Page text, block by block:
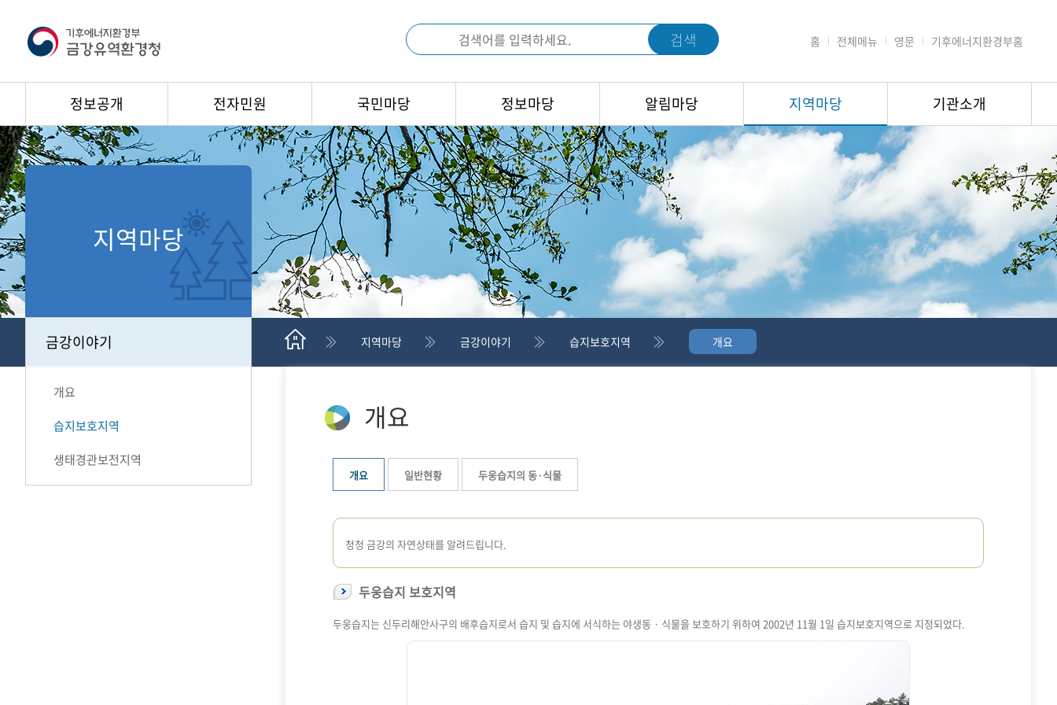
검색 홈 전체메뉴 영문 기후에너지환경부홈
정보공개 전자민원 국민마당 정보마당 알림마당 지역마당 기관소개
지역마당 금강이야기 습지보호지역 개요
지역마당
금강이야기
개요
습지보호지역
생태경관보전지역
개요
개요 일반현황 두웅습지의 동·식물
청청 금강의 자연상태를 알려드립니다.
두웅습지 보호지역
두웅습지는 신두리해안사구의 배후습지로서 습지 및 습지에 서식하는 야생동 · 식물을 보호하기 위하여 2002년 11월 1일 습지보호지역으로 지정되었다.